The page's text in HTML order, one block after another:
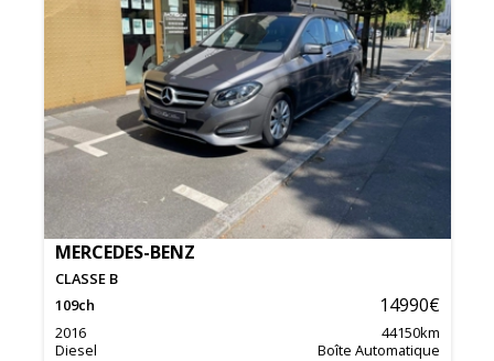
MERCEDES-BENZ
CLASSE B
109ch 14990€
2016 44150km
Diesel
Boîte Automatique